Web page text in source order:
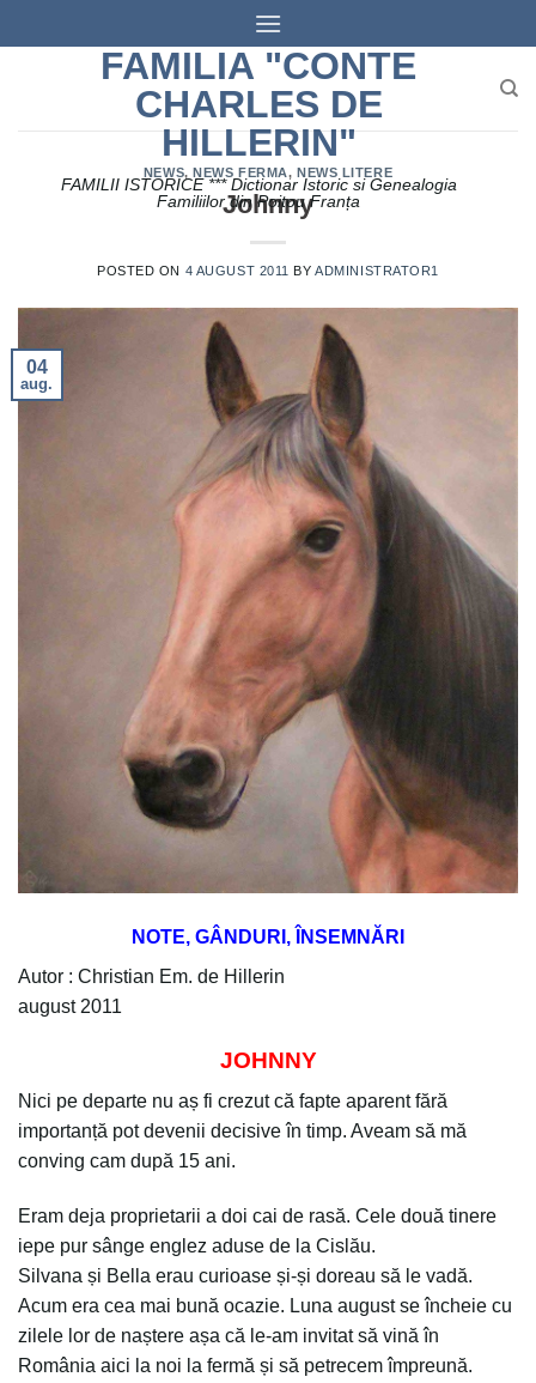
to
FAMILIA "CONTE
CHARLES DE
HILLERIN"
FAMILII ISTORICE *** Dictionar Istoric si Genealogia
Familiilor din Poitou Franța
NEWS,NEWS FERMA, NEWS LITERE
Johnny
POSTED ON 4 AUGUST 2011 BYADMINISTRATOR1
04
aug.
NOTE, GÂNDURI, ÎNSEMNĂRI
Autor : Christian Em. de Hillerin
august 2011
JOHNNY
Nici pe departe nu aș fi crezut că fapte aparent fără
importanță pot devenii decisive în timp. Aveam să mă
conving cam după 15 ani.
Eram deja proprietarii a doi cai de rasă. Cele două tinere
iepe pur sânge englez aduse de la Cislău.
Silvana și Bella erau curioase și-și doreau să le vadă.
Acum era cea mai bună ocazie. Luna august se încheie cu
zilele lor de naștere așa că le-am invitat să vină în
România aici la noi la fermă și să petrecem împreună.